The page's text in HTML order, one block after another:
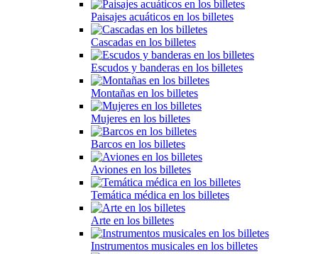
Paisajes acuáticos en los billetes
Cascadas en los billetes
Escudos y banderas en los billetes
Montañas en los billetes
Mujeres en los billetes
Barcos en los billetes
Aviones en los billetes
Temática médica en los billetes
Arte en los billetes
Instrumentos musicales en los billetes